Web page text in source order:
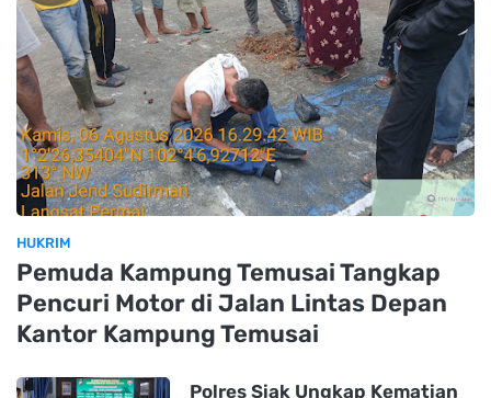
HUKRIM
Pemuda Kampung Temusai Tangkap
Pencuri Motor di Jalan Lintas Depan
Kantor Kampung Temusai
Polres Siak Ungkap Kematian